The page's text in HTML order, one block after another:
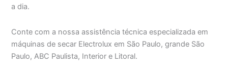
a dia.
Conte com a nossa assistência técnica especializada em
máquinas de secar Electrolux em São Paulo, grande São
Paulo, ABC Paulista, Interior e Litoral.